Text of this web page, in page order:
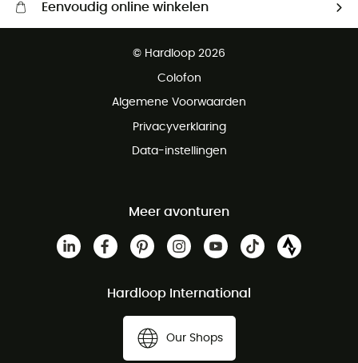
Eenvoudig online winkelen
Gratis retourneren binnen 100 dagen
© Hardloop 2026
Colofon
Algemene Voorwaarden
Privacyverklaring
Data-instellingen
Meer avonturen
Hardloop International
Our Shops